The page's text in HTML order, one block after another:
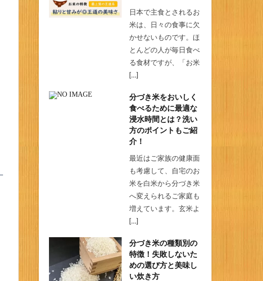
日本で主食とされるお
米は、日々の食事に欠
かせないものです。ほ
とんどの人が毎日食べ
る食材ですが、「お米
[…]
分づき米をおいしく
食べるために最適な
浸水時間とは？洗い
方のポイントもご紹
介！
最近はご家族の健康面
も考慮して、自宅のお
米を白米から分づき米
へ変えられるご家庭も
増えています。玄米よ
[…]
分づき米の種類別の
特徴！失敗しないた
めの選び方と美味し
い炊き方